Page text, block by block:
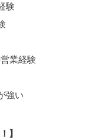
験
業経験
強い
】